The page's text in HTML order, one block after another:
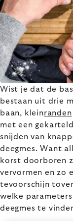
Wist je dat de
bestaan uit drie
baan, kleinranden
met een
snijden van
deegmes. Want
korst doorboren
vervormen en zo
tevoorschijn
welke
deegmes te